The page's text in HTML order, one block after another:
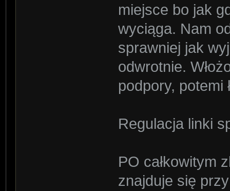
miejsce bo jak
wyciąga. Nam
sprawniej jak
odwrotnie.
podpory, potemi
Regulacja linki
PO całkowitym
znajduje się